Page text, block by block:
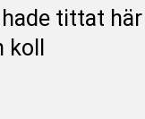
hade tittat